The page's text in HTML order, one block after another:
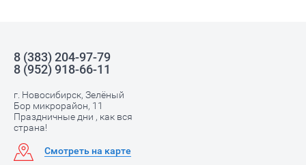
8 (383) 204-97-79
8 (952) 918-66-11
г. Новосибирск, Зелёный
Бор микрорайон, 11
Праздничные дни , как вся
страна!
Смотреть на карте